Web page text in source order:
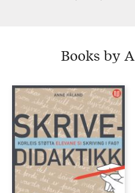
Books by